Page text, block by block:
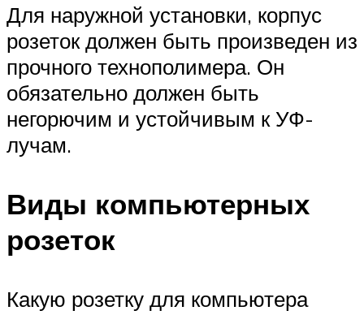
Для наружной установки, корпус
розеток должен быть произведен из
прочного технополимера. Он
обязательно должен быть
негорючим и устойчивым к УФ-
лучам.
Виды компьютерных
розеток
Какую розетку для компьютера